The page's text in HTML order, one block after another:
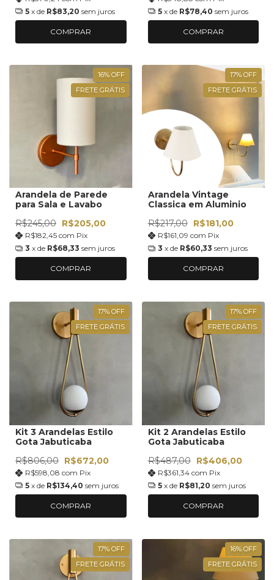
5 x de R$83,20 sem juros
COMPRAR
5 x de R$78,40 sem juros
COMPRAR
16% OFF
FRETE GRÁTIS
Arandela de Parede
para Sala e Lavabo
R$245,00 R$205,00
R$182,45 com Pix
3 x de R$68,33 sem juros
COMPRAR
17% OFF
FRETE GRÁTIS
Arandela Vintage
Classica em Aluminio
R$217,00 R$181,00
R$161,09 com Pix
3 x de R$60,33 sem juros
COMPRAR
17% OFF
FRETE GRÁTIS
Kit 3 Arandelas Estilo
Gota Jabuticaba
R$806,00 R$672,00
R$598,08 com Pix
5 x de R$134,40 sem juros
COMPRAR
17% OFF
FRETE GRÁTIS
Kit 2 Arandelas Estilo
Gota Jabuticaba
R$487,00 R$406,00
R$361,34 com Pix
5 x de R$81,20 sem juros
COMPRAR
17% OFF
FRETE GRÁTIS
16% OFF
FRETE GRÁTIS